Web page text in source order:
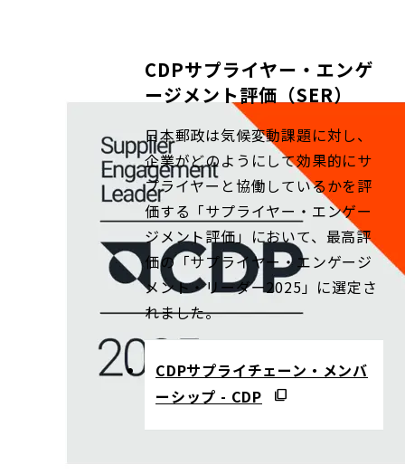
CDPサプライヤー・エンゲ
ージメント評価（SER）
日本郵政は気候変動課題に対し、
企業がどのようにして効果的にサ
プライヤーと協働しているかを評
価する「サプライヤー・エンゲー
ジメント評価」において、最高評
価の「サプライヤー・エンゲージ
メント・リーダー2025」に選定さ
れました。
CDPサプライチェーン・メンバ
ーシップ - CDP